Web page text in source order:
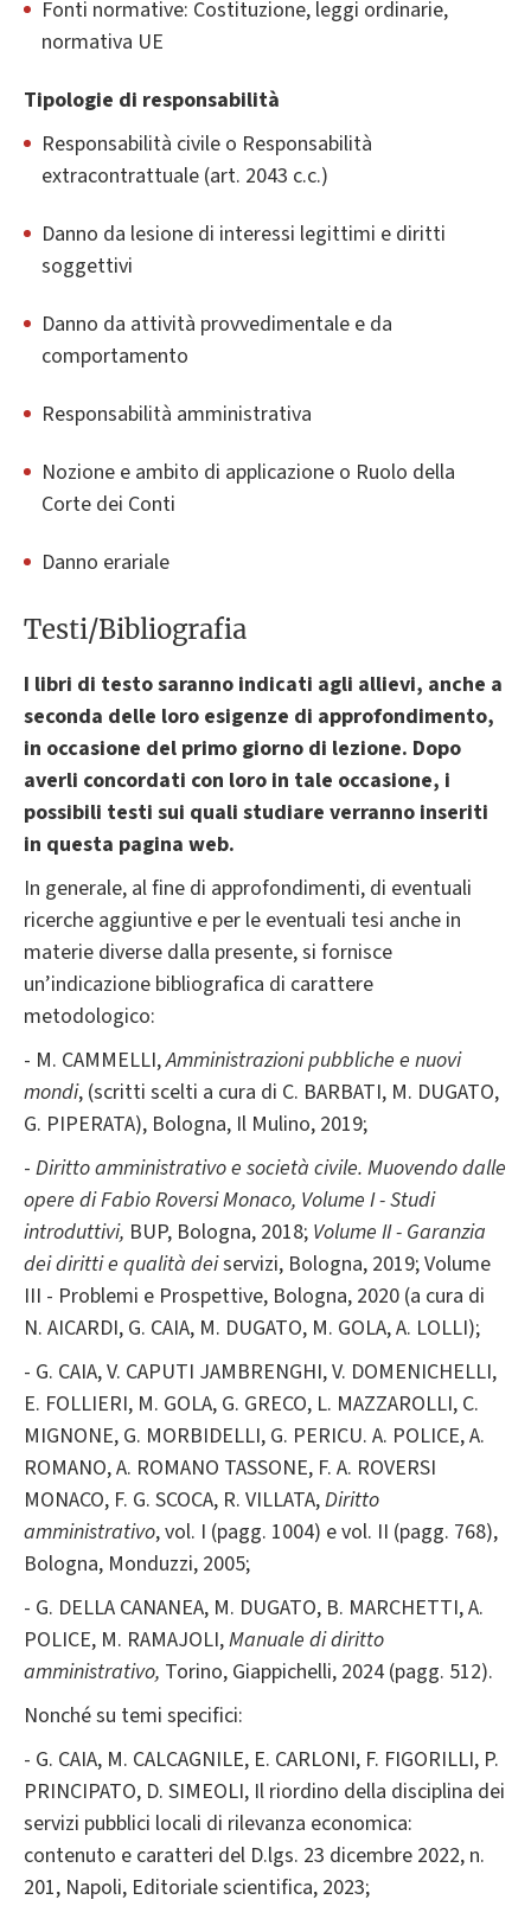
Fonti normative: Costituzione, leggi ordinarie,
normativa UE
Tipologie di responsabilità
Responsabilità civile o Responsabilità
extracontrattuale (art. 2043 c.c.)
Danno da lesione di interessi legittimi e diritti
soggettivi
Danno da attività provvedimentale e da
comportamento
Responsabilità amministrativa
Nozione e ambito di applicazione o Ruolo della
Corte dei Conti
Danno erariale
Testi/Bibliografia
I libri di testo saranno indicati agli allievi, anche a
seconda delle loro esigenze di approfondimento,
in occasione del primo giorno di lezione. Dopo
averli concordati con loro in tale occasione, i
possibili testi sui quali studiare verranno inseriti
in questa pagina web.
In generale, al fine di approfondimenti, di eventuali
ricerche aggiuntive e per le eventuali tesi anche in
materie diverse dalla presente, si fornisce
un’indicazione bibliografica di carattere
metodologico:
- M. CAMMELLI,Amministrazioni pubbliche e nuovi
mondi, (scritti scelti a cura di C. BARBATI, M. DUGATO,
G. PIPERATA), Bologna, Il Mulino, 2019;
- Diritto amministrativo e società civile. Muovendo dalle
opere di Fabio Roversi Monaco, Volume I - Studi
introduttivi, BUP, Bologna, 2018; Volume II - Garanzia
dei diritti e qualità deiservizi, Bologna, 2019; Volume
III - Problemi e Prospettive, Bologna, 2020 (a cura di
N. AICARDI, G. CAIA, M. DUGATO, M. GOLA, A. LOLLI);
- G. CAIA, V. CAPUTI JAMBRENGHI, V. DOMENICHELLI,
E. FOLLIERI, M. GOLA, G. GRECO, L. MAZZAROLLI, C.
MIGNONE, G. MORBIDELLI, G. PERICU. A. POLICE, A.
ROMANO, A. ROMANO TASSONE, F. A. ROVERSI
MONACO, F. G. SCOCA, R. VILLATA,Diritto
amministrativo, vol. I (pagg. 1004) e vol. II (pagg. 768),
Bologna, Monduzzi, 2005;
- G. DELLA CANANEA, M. DUGATO, B. MARCHETTI, A.
POLICE, M. RAMAJOLI,Manuale di diritto
amministrativo, Torino, Giappichelli, 2024 (pagg. 512).
Nonché su temi specifici:
- G. CAIA, M. CALCAGNILE, E. CARLONI, F. FIGORILLI, P.
PRINCIPATO, D. SIMEOLI, Il riordino della disciplina dei
servizi pubblici locali di rilevanza economica:
contenuto e caratteri del D.lgs. 23 dicembre 2022, n.
201, Napoli, Editoriale scientifica, 2023;